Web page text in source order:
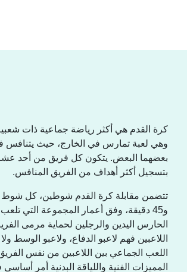
كرة القدم هي أكثر رياضة جماعية ذات
وهي لعبة تمارس في الخارج، حيث يتنافس
بعضهما البعض. يتكون كل فريق من أحد عشر
بتسجيل أكثر أهداف من الفريق المنافس.
و45 دقيقة، وفق أعمار المجموعة التي
الحارس اليدين والرجلين لحماية مرمى
اللاعبين فهم لاعبو الدفاع، ولاعبو الوسط
اللعب الجماعي بين اللاعبين من نفس
المميزات الفنية واللياقة البدنية أمر